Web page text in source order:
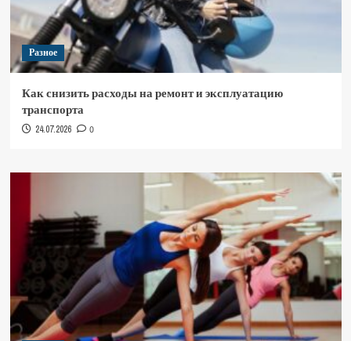
Разное
Как снизить расходы на ремонт и эксплуатацию
транспорта
24.07.2026 0